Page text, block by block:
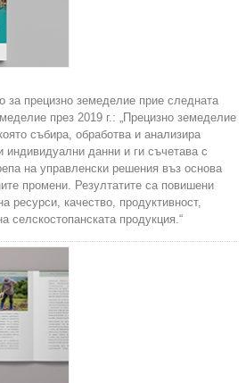
прецизно земеделие прие следната
през 2019 г.: „Прецизно земеделие
събира, обработва и анализира
индивидуални данни и ги съчетава с
на управленски решения въз основа
промени. Резултатите са повишени
ресурси, качество, продуктивност,
селскостопанската продукция.“